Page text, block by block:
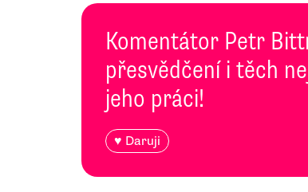
Komentátor Petr
přesvědčení i těch
jeho práci!
♥ Daruji